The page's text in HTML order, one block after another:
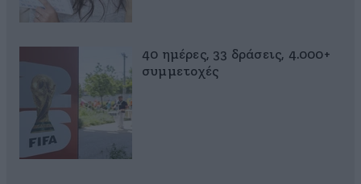
40 ημέρες, 33 δράσεις, 4.000+
συμμετοχές